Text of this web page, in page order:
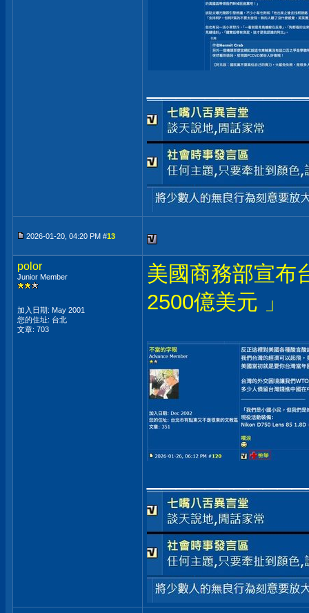
2026-01-20, 04:20 PM #13
polor
Junior Member
加入日期: May 2001
您的住址: 台北
文章: 703
美國商務部宣布
2500億美元 」